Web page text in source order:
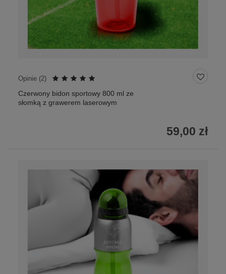
Opinie (2)
Czerwony bidon sportowy 800 ml ze
słomką z grawerem laserowym
59,00 zł